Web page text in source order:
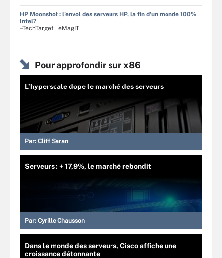
HP Moonshot : l'envol des serveurs HP, la fin d'un monde 100%
Intel?
–TechTarget LeMagIT
Pour approfondir sur x86
L’hyperscale dope le marché des serveurs
Par: Cliff Saran
Serveurs : + 17,9%, le marché rebondit
Par: Cyrille Chausson
Dans le monde des serveurs, Cisco affiche une
croissance détonnante